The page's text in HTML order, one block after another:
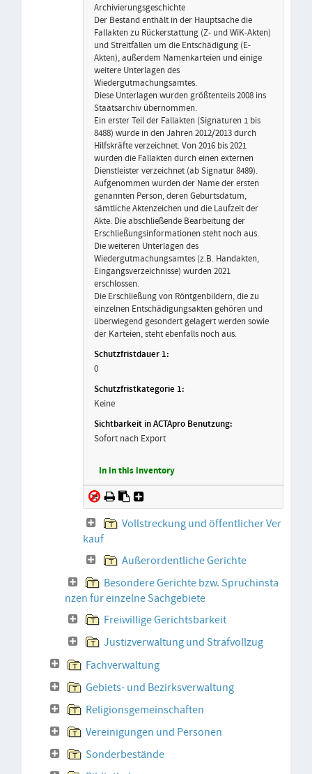
Archivierungsgeschichte
Der Bestand enthält in der Hauptsache die
Fallakten zu Rückerstattung (Z- und WiK-Akten)
und Streitfällen um die Entschädigung (E-
Akten), außerdem Namenkarteien und einige
weitere Unterlagen des
Wiedergutmachungsamtes.
Diese Unterlagen wurden größtenteils 2008 ins
Staatsarchiv übernommen.
Ein erster Teil der Fallakten (Signaturen 1 bis
8488) wurde in den Jahren 2012/2013 durch
Hilfskräfte verzeichnet. Von 2016 bis 2021
wurden die Fallakten durch einen externen
Dienstleister verzeichnet (ab Signatur 8489).
Aufgenommen wurden der Name der ersten
genannten Person, deren Geburtsdatum,
sämtliche Aktenzeichen und die Laufzeit der
Akte. Die abschließende Bearbeitung der
Erschließungsinformationen steht noch aus.
Die weiteren Unterlagen des
Wiedergutmachungsamtes (z.B. Handakten,
Eingangsverzeichnisse) wurden 2021
erschlossen.
Die Erschließung von Röntgenbildern, die zu
einzelnen Entschädigungsakten gehören und
überwiegend gesondert gelagert werden sowie
der Karteien, steht ebenfalls noch aus.
0
Keine
Sofort nach Export
In in this inventory
Vollstreckung und öffentlicher Ver
kauf
Außerordentliche Gerichte
Besondere Gerichte bzw. Spruchinsta
nzen für einzelne Sachgebiete
Freiwillige Gerichtsbarkeit
Justizverwaltung und Strafvollzug
Fachverwaltung
Gebiets- und Bezirksverwaltung
Religionsgemeinschaften
Vereinigungen und Personen
Sonderbestände